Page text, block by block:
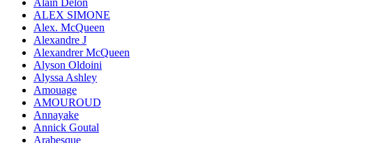
ALEX SIMONE
Alex. McQueen
Alexandre J
Alexandrer McQueen
Alyson Oldoini
Alyssa Ashley
Amouage
AMOUROUD
Annayake
Annick Goutal
Arabesque